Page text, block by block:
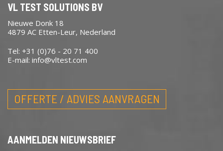
VL TEST SOLUTIONS BV
Nieuwe Donk 18
4879 AC Etten-Leur, Nederland
Tel: +31 (0)76 - 20 71 400
E-mail: info@vltest.com
OFFERTE / ADVIES AANVRAGEN
AANMELDEN NIEUWSBRIEF